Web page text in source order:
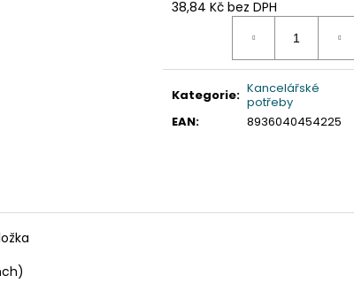
38,84 Kč bez DPH
Kategorie: Kancelářské
potřeby
EAN: 8936040454225
ETIKETA, 70X37 MM, 240 KS/ BAL.